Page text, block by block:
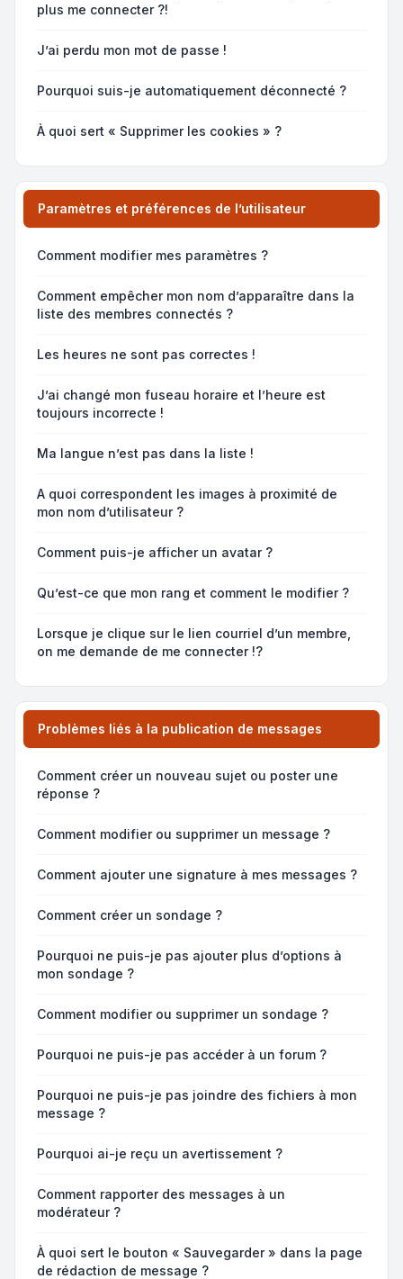
plus me connecter ?!
J’ai perdu mon mot de passe !
Pourquoi suis-je automatiquement déconnecté ?
À quoi sert « Supprimer les cookies » ?
Paramètres et préférences de l’utilisateur
Comment modifier mes paramètres ?
Comment empêcher mon nom d’apparaître dans la
liste des membres connectés ?
Les heures ne sont pas correctes !
J’ai changé mon fuseau horaire et l’heure est
toujours incorrecte !
Ma langue n’est pas dans la liste !
A quoi correspondent les images à proximité de
mon nom d’utilisateur ?
Comment puis-je afficher un avatar ?
Qu’est-ce que mon rang et comment le modifier ?
Lorsque je clique sur le lien courriel d’un membre,
on me demande de me connecter !?
Problèmes liés à la publication de messages
Comment créer un nouveau sujet ou poster une
réponse ?
Comment modifier ou supprimer un message ?
Comment ajouter une signature à mes messages ?
Comment créer un sondage ?
Pourquoi ne puis-je pas ajouter plus d’options à
mon sondage ?
Comment modifier ou supprimer un sondage ?
Pourquoi ne puis-je pas accéder à un forum ?
Pourquoi ne puis-je pas joindre des fichiers à mon
message ?
Pourquoi ai-je reçu un avertissement ?
Comment rapporter des messages à un
modérateur ?
À quoi sert le bouton « Sauvegarder » dans la page
de rédaction de message ?